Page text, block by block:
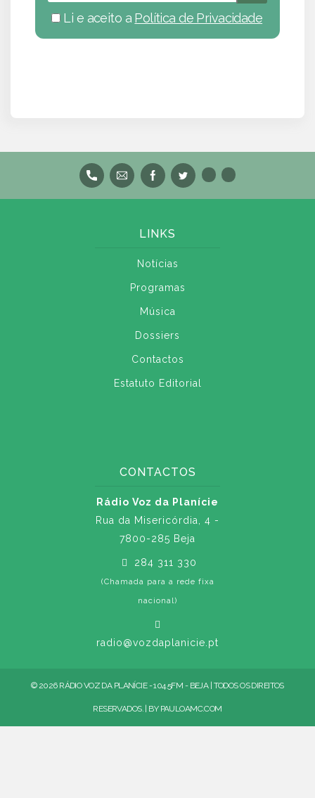
Li e aceito a Política de Privacidade
LINKS
Notícias
Programas
Música
Dossiers
Contactos
Estatuto Editorial
CONTACTOS
Rádio Voz da Planície
Rua da Misericórdia, 4 -
7800-285 Beja
284 311 330
(Chamada para a rede fixa
nacional)
radio@vozdaplanicie.pt
© 2026 RÁDIO VOZ DA PLANÍCIE - 104.5FM - BEJA | TODOS OS DIREITOS
RESERVADOS. | BY PAULOAMC.COM